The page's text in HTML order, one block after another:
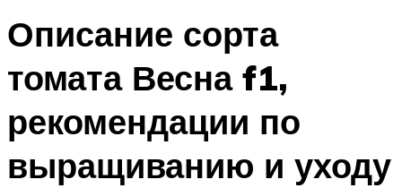
Описание сорта
томата Весна f1,
рекомендации по
выращиванию и уходу